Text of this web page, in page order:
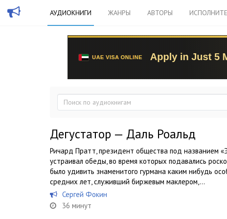
АУДИОКНИГИ ЖАНРЫ АВТОРЫ
Дегустатор — Даль Роальд
Ричард Пратт, президент общества под названием
устраивал обеды, во время которых подавались
было удивить знаменитого гурмана каким нибудь
средних лет, служивший биржевым маклером,...
Сергей Фокин
36 минут